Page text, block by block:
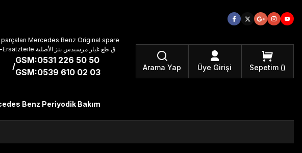
Mercedes Benz Original spare
parts Mercedes-Benz Original-Ersatzteile ق طع غيار مرسيدس بنز الأصلية
/
GSM:0531 226 50 50
GSM:0539 610 02 03
Arama Yap Üye Girişi Sepetim
Benz Periyodik Bakım